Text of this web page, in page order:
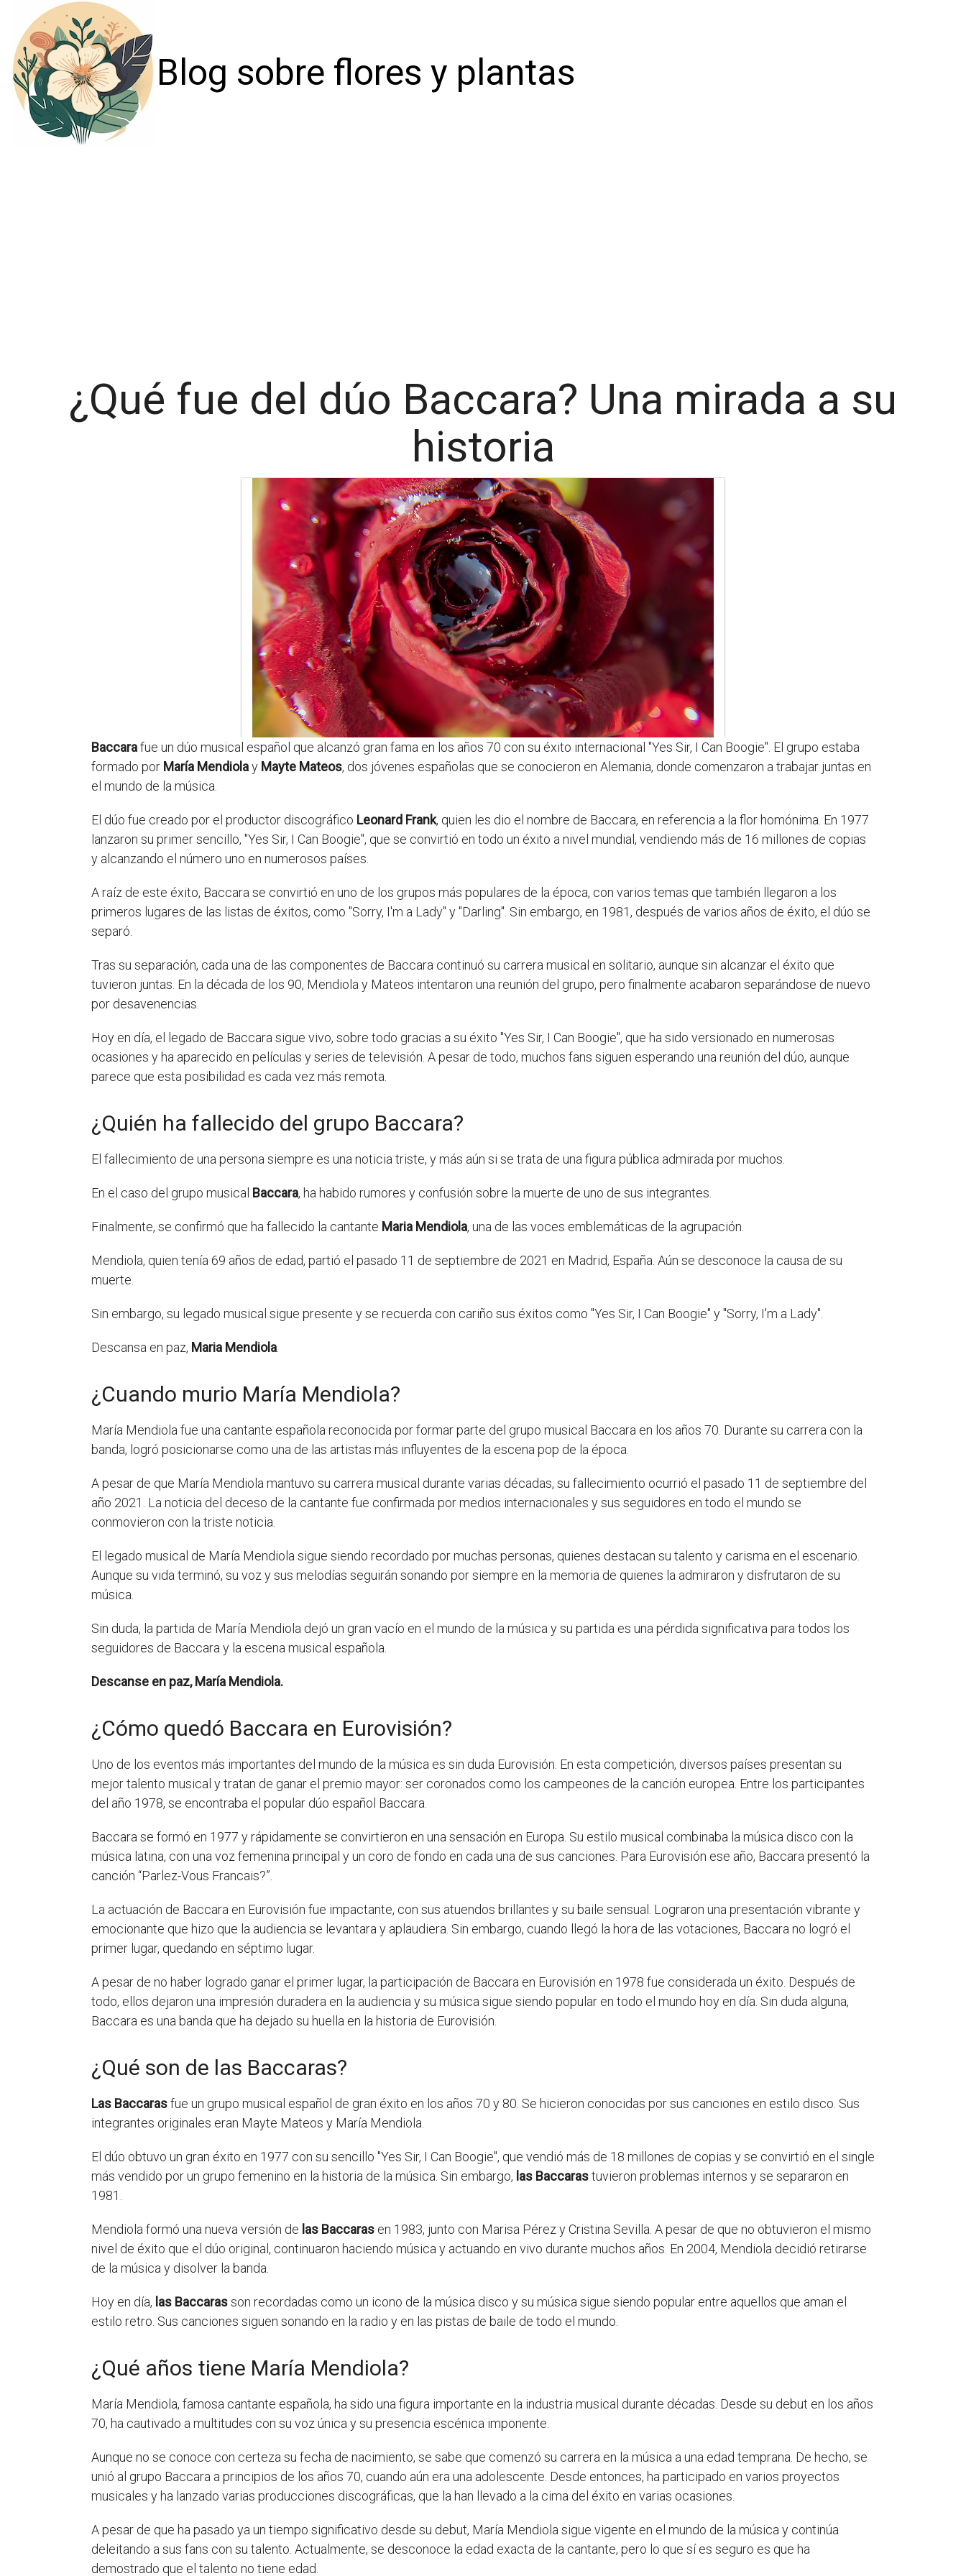
Blog sobre flores y plantas
¿Qué fue del dúo Baccara? Una mirada a su
historia
Baccarafue un dúo musical español que alcanzó gran fama en los años 70 con su éxito internacional "Yes Sir, I Can Boogie". El grupo estaba
formado por María Mendiolay Mayte Mateos, dos jóvenes españolas que se conocieron en Alemania, donde comenzaron a trabajar juntas en
el mundo de la música.
El dúo fue creado por el productor discográfico Leonard Frank, quien les dio el nombre de Baccara, en referencia a la flor homónima. En 1977
lanzaron su primer sencillo, "Yes Sir, I Can Boogie", que se convirtió en todo un éxito a nivel mundial, vendiendo más de 16 millones de copias
y alcanzando el número uno en numerosos países.
A raíz de este éxito, Baccara se convirtió en uno de los grupos más populares de la época, con varios temas que también llegaron a los
primeros lugares de las listas de éxitos, como "Sorry, I'm a Lady" y "Darling". Sin embargo, en 1981, después de varios años de éxito, el dúo se
separó.
Tras su separación, cada una de las componentes de Baccara continuó su carrera musical en solitario, aunque sin alcanzar el éxito que
tuvieron juntas. En la década de los 90, Mendiola y Mateos intentaron una reunión del grupo, pero finalmente acabaron separándose de nuevo
por desavenencias.
Hoy en día, el legado de Baccara sigue vivo, sobre todo gracias a su éxito "Yes Sir, I Can Boogie", que ha sido versionado en numerosas
ocasiones y ha aparecido en películas y series de televisión. A pesar de todo, muchos fans siguen esperando una reunión del dúo, aunque
parece que esta posibilidad es cada vez más remota.
¿Quién ha fallecido del grupo Baccara?
El fallecimiento de una persona siempre es una noticia triste, y más aún si se trata de una figura pública admirada por muchos.
En el caso del grupo musical Baccara, ha habido rumores y confusión sobre la muerte de uno de sus integrantes.
Finalmente, se confirmó que ha fallecido la cantante Maria Mendiola, una de las voces emblemáticas de la agrupación.
Mendiola, quien tenía 69 años de edad, partió el pasado 11 de septiembre de 2021 en Madrid, España. Aún se desconoce la causa de su
muerte.
Sin embargo, su legado musical sigue presente y se recuerda con cariño sus éxitos como "Yes Sir, I Can Boogie" y "Sorry, I'm a Lady".
Descansa en paz, Maria Mendiola
¿Cuando murio María Mendiola?
María Mendiola fue una cantante española reconocida por formar parte del grupo musical Baccara en los años 70. Durante su carrera con la
banda, logró posicionarse como una de las artistas más influyentes de la escena pop de la época.
A pesar de que María Mendiola mantuvo su carrera musical durante varias décadas, su fallecimiento ocurrió el pasado 11 de septiembre del
año 2021. La noticia del deceso de la cantante fue confirmada por medios internacionales y sus seguidores en todo el mundo se
conmovieron con la triste noticia.
El legado musical de María Mendiola sigue siendo recordado por muchas personas, quienes destacan su talento y carisma en el escenario.
Aunque su vida terminó, su voz y sus melodías seguirán sonando por siempre en la memoria de quienes la admiraron y disfrutaron de su
música.
Sin duda, la partida de María Mendiola dejó un gran vacío en el mundo de la música y su partida es una pérdida significativa para todos los
seguidores de Baccara y la escena musical española.
Descanse en paz, María Mendiola.
¿Cómo quedó Baccara en Eurovisión?
Uno de los eventos más importantes del mundo de la música es sin duda Eurovisión. En esta competición, diversos países presentan su
mejor talento musical y tratan de ganar el premio mayor: ser coronados como los campeones de la canción europea. Entre los participantes
del año 1978, se encontraba el popular dúo español Baccara.
Baccara se formó en 1977 y rápidamente se convirtieron en una sensación en Europa. Su estilo musical combinaba la música disco con la
música latina, con una voz femenina principal y un coro de fondo en cada una de sus canciones. Para Eurovisión ese año, Baccara presentó la
canción “Parlez-Vous Francais?”.
La actuación de Baccara en Eurovisión fue impactante, con sus atuendos brillantes y su baile sensual. Lograron una presentación vibrante y
emocionante que hizo que la audiencia se levantara y aplaudiera. Sin embargo, cuando llegó la hora de las votaciones, Baccara no logró el
primer lugar, quedando en séptimo lugar.
A pesar de no haber logrado ganar el primer lugar, la participación de Baccara en Eurovisión en 1978 fue considerada un éxito. Después de
todo, ellos dejaron una impresión duradera en la audiencia y su música sigue siendo popular en todo el mundo hoy en día. Sin duda alguna,
Baccara es una banda que ha dejado su huella en la historia de Eurovisión.
¿Qué son de las Baccaras?
Las Baccarasfue un grupo musical español de gran éxito en los años 70 y 80. Se hicieron conocidas por sus canciones en estilo disco. Sus
integrantes originales eran Mayte Mateos y María Mendiola.
El dúo obtuvo un gran éxito en 1977 con su sencillo "Yes Sir, I Can Boogie", que vendió más de 18 millones de copias y se convirtió en el single
más vendido por un grupo femenino en la historia de la música. Sin embargo, las Baccarastuvieron problemas internos y se separaron en
1981.
Mendiola formó una nueva versión de las Baccaras en 1983, junto con Marisa Pérez y Cristina Sevilla. A pesar de que no obtuvieron el mismo
nivel de éxito que el dúo original, continuaron haciendo música y actuando en vivo durante muchos años. En 2004, Mendiola decidió retirarse
de la música y disolver la banda.
Hoy en día, las Baccarasson recordadas como un icono de la música disco y su música sigue siendo popular entre aquellos que aman el
estilo retro. Sus canciones siguen sonando en la radio y en las pistas de baile de todo el mundo.
¿Qué años tiene María Mendiola?
María Mendiola, famosa cantante española, ha sido una figura importante en la industria musical durante décadas. Desde su debut en los años
70, ha cautivado a multitudes con su voz única y su presencia escénica imponente.
Aunque no se conoce con certeza su fecha de nacimiento, se sabe que comenzó su carrera en la música a una edad temprana. De hecho, se
unió al grupo Baccara a principios de los años 70, cuando aún era una adolescente. Desde entonces, ha participado en varios proyectos
musicales y ha lanzado varias producciones discográficas, que la han llevado a la cima del éxito en varias ocasiones.
A pesar de que ha pasado ya un tiempo significativo desde su debut, María Mendiola sigue vigente en el mundo de la música y continúa
deleitando a sus fans con su talento. Actualmente, se desconoce la edad exacta de la cantante, pero lo que sí es seguro es que ha
demostrado que el talento no tiene edad.